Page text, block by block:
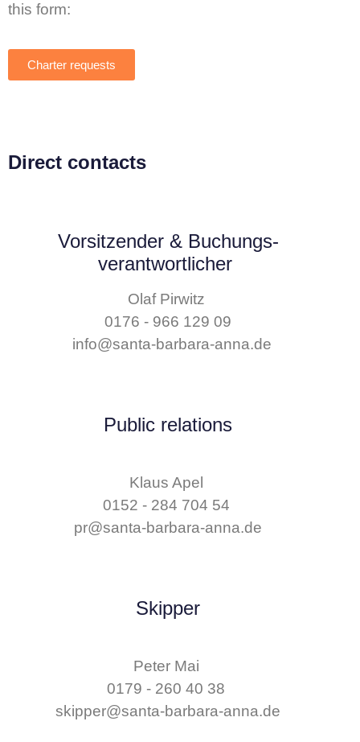
this form:
Charter requests
Direct contacts
Vorsitzender & Buchungs­
verantwortlicher
Olaf Pirwitz
0176 - 966 129 09
info@santa-barbara-anna.de
Public relations
Klaus Apel
0152 - 284 704 54
pr@santa-barbara-anna.de
Skipper
Peter Mai
0179 - 260 40 38
skipper@santa-barbara-anna.de